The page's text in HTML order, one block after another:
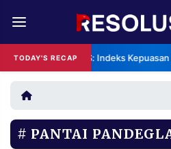
TODAY'S RECAPBPS: Indeks Kepuasan
REDAKSI TENTANG
RESOLUSI IKLAN
RUBRIKASI
PANTAI